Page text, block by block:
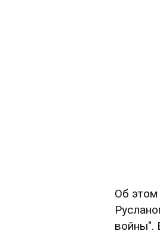
Об этом
войны".